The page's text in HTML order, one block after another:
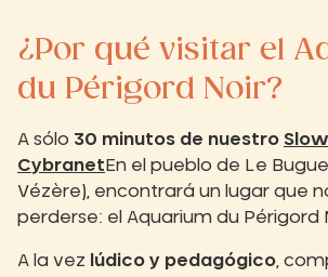
¿Por qué visitar el
du Périgord Noir?
A sólo 30 minutos de nuestro
Cybranet En el pueblo de Le
Vézère), encontrará un lugar que
perderse: el Aquarium du Périgord
A la vez lúdico y pedagógico ,